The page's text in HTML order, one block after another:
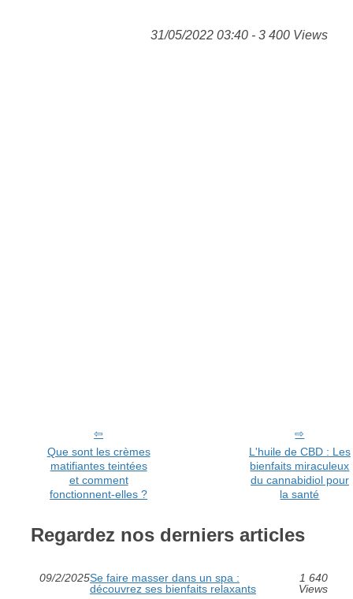
31/05/2022 03:40 - 3 400 Views
Que sont les crèmes
matifiantes teintées
et comment
fonctionnent-elles ?
L'huile de CBD : Les
bienfaits miraculeux
du cannabidiol pour
la santé
Regardez nos derniers articles
09/2/2025Se faire masser dans un spa :
découvrez ses bienfaits relaxants
1 640
Views